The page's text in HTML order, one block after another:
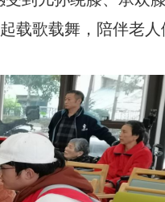
载歌载舞，陪伴老